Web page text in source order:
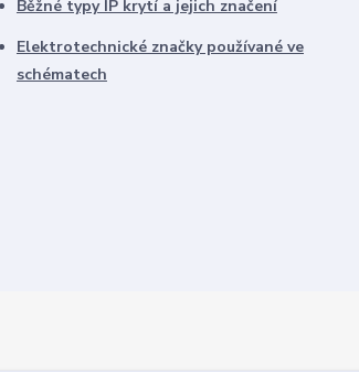
Běžné typy IP krytí a jejich značení
Elektrotechnické značky používané ve
schématech